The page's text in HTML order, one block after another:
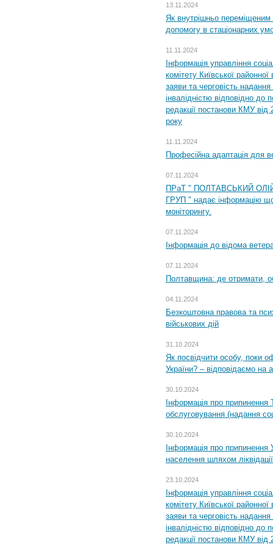
13.11.2024
Як внутрішньо переміщеним
допомогу в стаціонарних
11.11.2024
Інформація управління
комітету Київської
заяви та черговість надання
інвалідністю відповідно
редакції постанови КМУ
року
11.11.2024
Професійна адаптація для
07.11.2024
ПРаТ " ПОЛТАВСЬКИЙ
ГРУП " надає інформацію
моніторингу.
07.11.2024
Інформація до відома
07.11.2024
Полтавщина: де отримати,
04.11.2024
Безкоштовна правова та
військових дій
31.10.2024
Як посвідчити особу, поки
України? – відповідаємо на
30.10.2024
Інформація про припинення
обслуговування (надання
30.10.2024
Інформація про припинення
населення шляхом ліквідації
23.10.2024
Інформація управління
комітету Київської
заяви та черговість надання
інвалідністю відповідно
редакції постанови КМУ